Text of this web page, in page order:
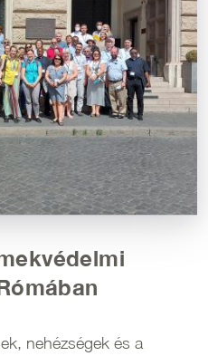
nehézségek és a